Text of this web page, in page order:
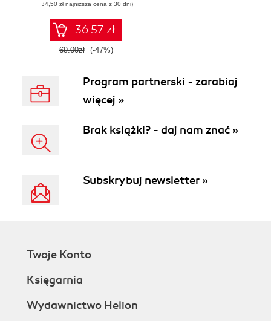
(34,50 zł najniższa cena z 30 dni)
36.57 zł
69.00zł (-47%)
Program partnerski - zarabiaj
więcej »
Brak książki? - daj nam znać »
Subskrybuj newsletter »
Twoje Konto
Księgarnia
Wydawnictwo Helion